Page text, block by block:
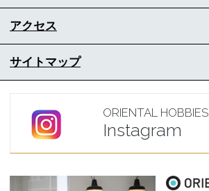
アクセス
サイトマップ
ORIENTAL HOBBIES
Instagram